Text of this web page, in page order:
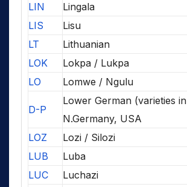
LIN
Lingala
LIS
Lisu
LT
Lithuanian
LOK
Lokpa / Lukpa
LO
Lomwe / Ngulu
D-P
Lower German (varieties in
N.Germany, USA
LOZ
Lozi / Silozi
LUB
Luba
LUC
Luchazi